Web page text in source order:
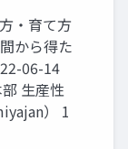
・育て⽅
から得た
06-14
⽣産性
） 1